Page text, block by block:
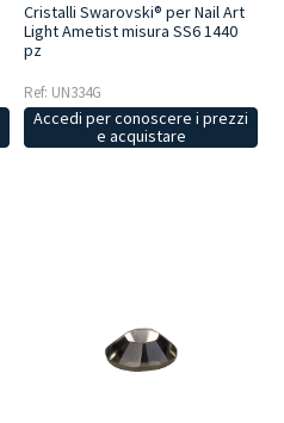
Cristalli Swarovski® per Nail Art
Light Ametist misura SS6 1440
pz
Ref: UN334G
Accedi per conoscere i prezzi
e acquistare